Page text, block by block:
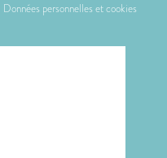
Données personnelles et cookies